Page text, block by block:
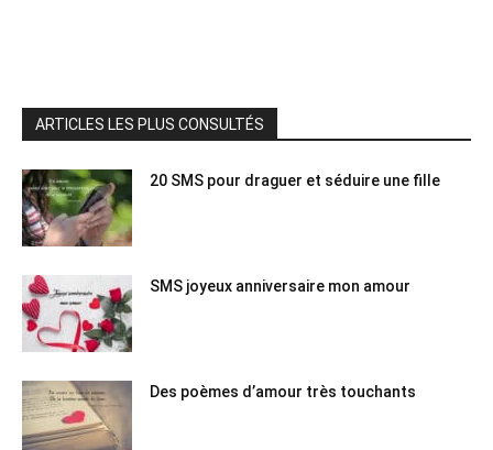
ARTICLES LES PLUS CONSULTÉS
20 SMS pour draguer et séduire une fille
SMS joyeux anniversaire mon amour
Des poèmes d’amour très touchants